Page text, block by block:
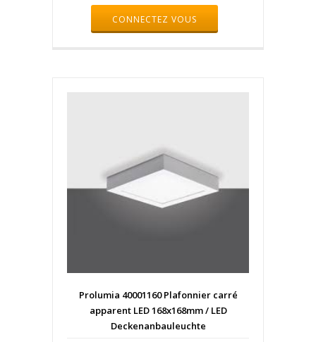
CONNECTEZ VOUS
Prolumia 40001160 Plafonnier carré
apparent LED 168x168mm / LED
Deckenanbauleuchte